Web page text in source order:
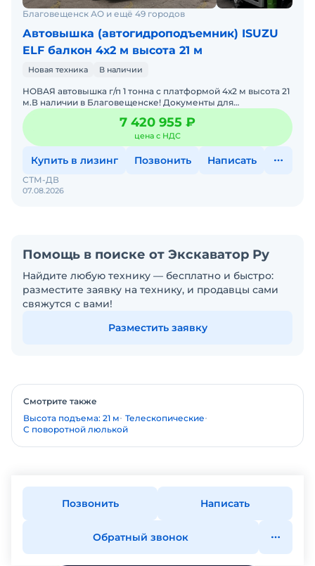
Благовещенск АО и ещё 49 городов
Автовышка (автогидроподъемник) ISUZU
ELF балкон 4х2 м высота 21 м
Новая техника В наличии
НОВАЯ автовышка г/п 1 тонна с платформой 4х2 м высота 21
м.В наличии в Благовещенске! Документы для
РОСТЕХНАДЗОРА в подарок!Гарантия 12 месяцев. Лизинг в
любых
7 420 955 ₽
цена с НДС
Купить в лизинг Позвонить Написать
07.08.2026
СТМ-ДВ
Помощь в поиске от Экскаватор Ру
Найдите любую технику — бесплатно и быстро:
разместите заявку на технику, и продавцы сами
свяжутся с вами!
Разместить заявку
Смотрите также
Высота подъема: 21 м Телескопические
С поворотной люлькой
Позвонить Написать
Обратный звонок